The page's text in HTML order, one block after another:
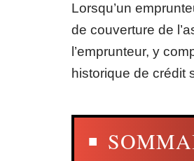
Lorsqu’un
de couverture de
l’emprunteur, y
historique de crédit